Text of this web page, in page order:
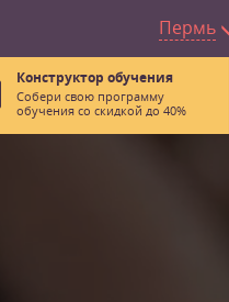
Пермь
Конструктор обучения
Собери свою программу
обучения со скидкой до 40%